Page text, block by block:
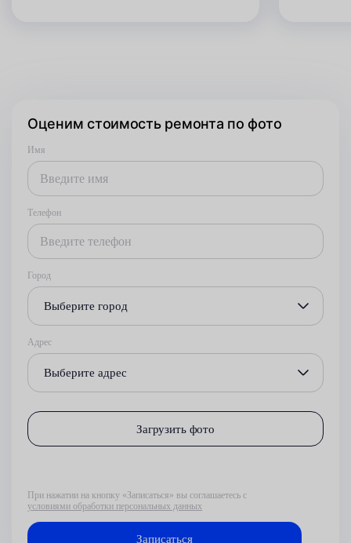
Оценим стоимость ремонта по фото
Имя
Телефон
Город
Выберите город
Адрес
Выберите адрес
Загрузить фото
При нажатии на кнопку «Записаться» вы соглашаетесь с
условиями обработки персональных данных